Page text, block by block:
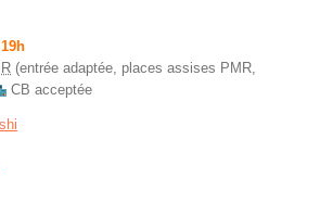
(entrée adaptée, places assises PMR,
CB acceptée